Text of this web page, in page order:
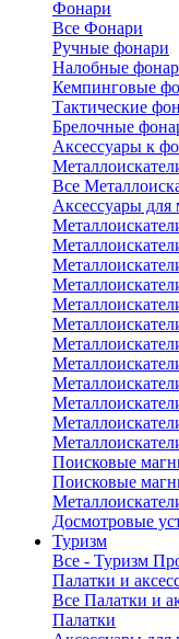
Фонари
Все Фонари
Ручные фонари
Налобные
Кемпинговые
Тактические
Брелочные
Аксессуары к
Все
Аксессуары для
Поисковые
Поисковые
Досмотровые
Туризм
Все - Туризм
Палатки и
Все Палатки и
Палатки